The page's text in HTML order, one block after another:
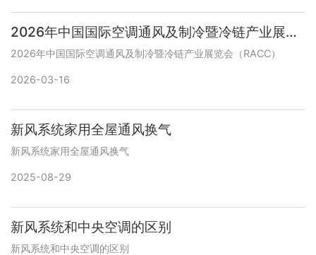
2026年中国国际空调通风及制冷暨冷链产业展览会（RACC）
2026年中国国际空调通风及制冷暨冷链产业展览会（RACC）
2026-03-16
新风系统家用全屋通风换气
新风系统家用全屋通风换气
2025-08-29
新风系统和中央空调的区别
新风系统和中央空调的区别